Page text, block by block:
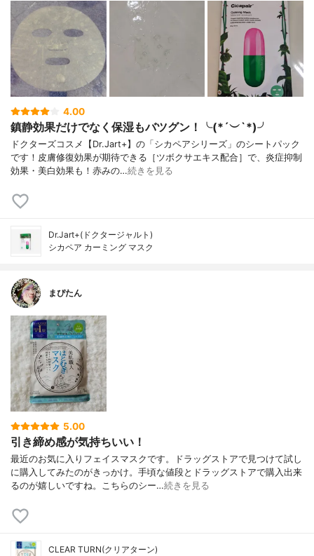
4.00
鎮静効果だけでなく保湿もバツグン！╰(*´︶`*)╯
ドクターズコスメ【Dr.Jart+】の「シカペアシリーズ」のシートパック
です！皮膚修復効果が期待できる［ツボクサエキス配合］で、炎症抑制
効果・美白効果も！赤みの…続きを見る
Dr.Jart+(ドクタージャルト)
シカペア カーミング マスク
まぴたん
5.00
引き締め感が気持ちいい！
最近のお気に入りフェイスマスクです。ドラッグストアで見つけて試し
に購入してみたのがきっかけ。手頃な値段とドラッグストアで購入出来
るのが嬉しいですね。こちらのシー…続きを見る
CLEAR TURN(クリアターン)